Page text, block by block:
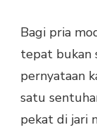
Bagi pria
tepat bukan
pernyataan
satu
pekat di jari